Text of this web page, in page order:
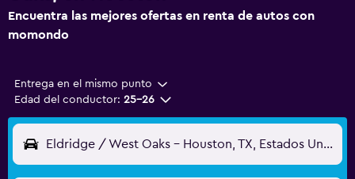
Encuentra las mejores ofertas en renta de autos con
momondo
Entrega en el mismo punto
Edad del conductor: 25-26
Eldridge / West Oaks - Houston, TX, Estados Unidos